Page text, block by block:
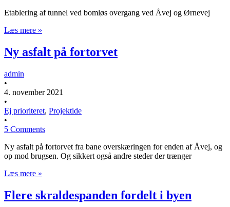
Etablering af tunnel ved bomløs overgang ved Åvej og Ørnevej
Læs mere »
Ny asfalt på fortorvet
admin
•
4. november 2021
•
Ej prioriteret, Projektide
•
5 Comments
Ny asfalt på fortorvet fra bane overskæringen for enden af Åvej, og
op mod brugsen. Og sikkert også andre steder der trænger
Læs mere »
Flere skraldespanden fordelt i byen